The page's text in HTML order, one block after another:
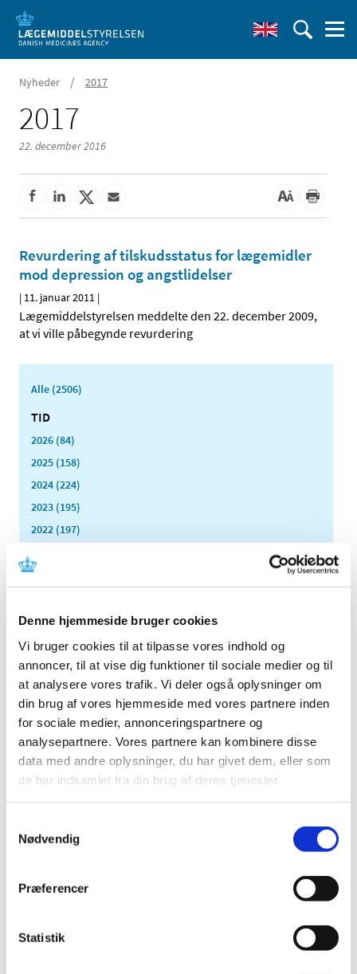
Denne hjemmeside bruger cookies
Vi bruger cookies til at tilpasse vores indhold og
annoncer, til at vise dig funktioner til sociale medier og til
at analysere vores trafik. Vi deler også oplysninger om
din brug af vores hjemmeside med vores partnere inden
for sociale medier, annonceringspartnere og
analysepartnere. Vores partnere kan kombinere disse
data med andre oplysninger, du har givet dem, eller som
de har indsamlet fra din brug af deres tjenester.
Nødvendig
Præferencer
Statistik
Nyheder / 2017
2017
22. december 2016
Revurdering af tilskudsstatus for lægemidler
mod depression og angstlidelser
| 11. januar 2011 |
Lægemiddelstyrelsen meddelte den 22. december 2009,
at vi ville påbegynde revurdering
Alle (2506)
TID
2026 (84)
2025 (158)
2024 (224)
2023 (195)
2022 (197)
2020 (263)
2018 (150)
2017 (167)
2016 (167)
2015 (33)
2014 (44)
2013 (49)
2012 (44)
2011 (13)
september (2)
marts (1)